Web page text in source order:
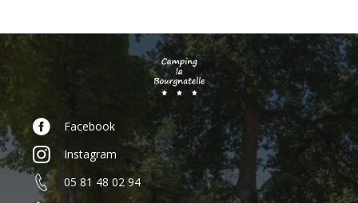
Facebook
Instagram
05 81 48 02 94